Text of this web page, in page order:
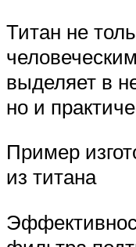
Титан не
выделяет в
но и
Пример
из титана